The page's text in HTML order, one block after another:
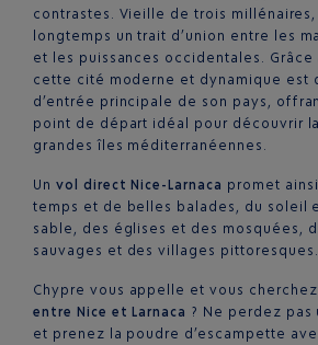
contrastes. Vieille de trois
longtemps un trait d’union entre les
et les puissances occidentales. Grâce
cette cité moderne et dynamique est
d’entrée principale de son pays,
point de départ idéal pour découvrir
grandes îles méditerranéennes.
Un vol direct Nice-Larnaca promet
temps et de belles balades, du soleil
sable, des églises et des mosquées,
sauvages et des villages
Chypre vous appelle et vous
entre Nice et Larnaca ? Ne perdez pas
et prenez la poudre d’escampette